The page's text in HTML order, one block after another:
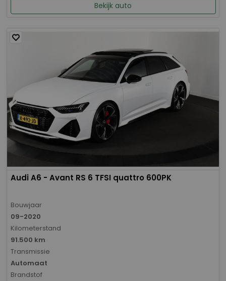
Bekijk auto
Audi A6 - Avant RS 6 TFSI quattro 600PK
Bouwjaar
09-2020
Kilometerstand
91.500 km
Transmissie
Automaat
Brandstof